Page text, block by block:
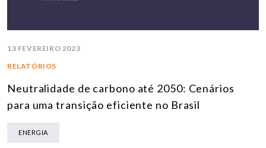
13 FEVEREIRO 2023
RELATÓRIOS
Neutralidade de carbono até 2050: Cenários
para uma transição eficiente no Brasil
ENERGIA